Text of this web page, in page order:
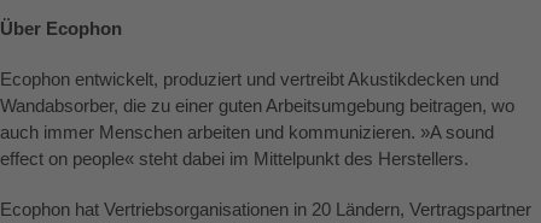
Über Ecophon
Ecophon entwickelt, produziert und vertreibt Akustikdecken und
Wandabsorber, die zu einer guten Arbeitsumgebung beitragen, wo
auch immer Menschen arbeiten und kommunizieren. »A sound
effect on people« steht dabei im Mittelpunkt des Herstellers.
Ecophon hat Vertriebsorganisationen in 20 Ländern, Vertragspartner